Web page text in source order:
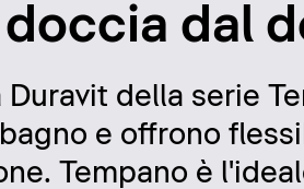
doccia dal
Duravit della serie
e offrono
Tempano è